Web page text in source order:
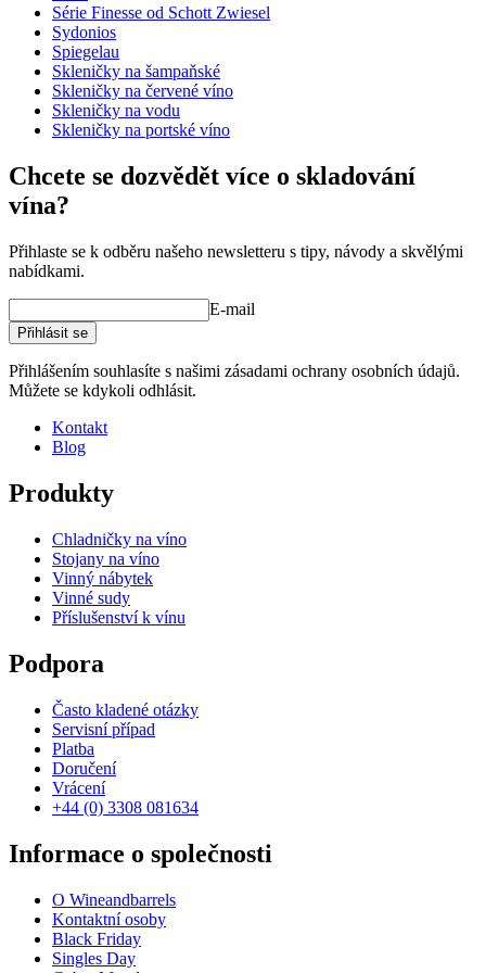
Zjistěte více o správné péči o vaše sklenice na víno
Série Finesse od Schott Zwiesel
Sydonios
Spiegelau
Skleničky na šampaňské
Skleničky na červené víno
Skleničky na vodu
Skleničky na portské víno
Chcete se dozvědět více o skladování
vína?
Přihlaste se k odběru našeho newsletteru s tipy, návody a skvělými
nabídkami.
E-mail
Přihlásit se
Přihlášením souhlasíte s našimi zásadami ochrany osobních údajů.
Můžete se kdykoli odhlásit.
Kontakt
Blog
Produkty
Chladničky na víno
Stojany na víno
Vinný nábytek
Vinné sudy
Příslušenství k vínu
Podpora
Často kladené otázky
Servisní případ
Platba
Doručení
Vrácení
+44 (0) 3308 081634
Informace o společnosti
O Wineandbarrels
Kontaktní osoby
Black Friday
Singles Day